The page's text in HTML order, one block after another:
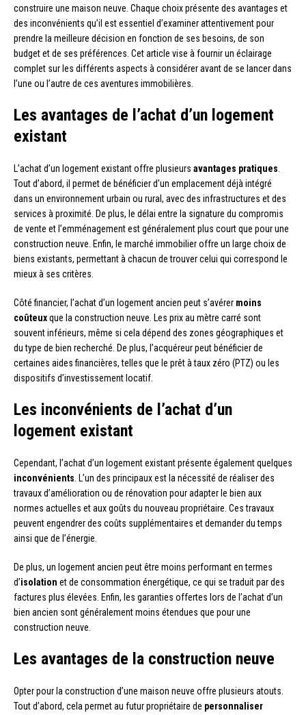
construire une maison neuve. Chaque choix présente des avantages et
des inconvénients qu’il est essentiel d’examiner attentivement pour
prendre la meilleure décision en fonction de ses besoins, de son
budget et de ses préférences. Cet article vise à fournir un éclairage
complet sur les différents aspects à considérer avant de se lancer dans
l’une ou l’autre de ces aventures immobilières.
Les avantages de l’achat d’un logement
existant
L’achat d’un logement existant offre plusieurs avantages pratiques.
Tout d’abord, il permet de bénéficier d’un emplacement déjà intégré
dans un environnement urbain ou rural, avec des infrastructures et des
services à proximité. De plus, le délai entre la signature du compromis
de vente et l’emménagement est généralement plus court que pour une
construction neuve. Enfin, le marché immobilier offre un large choix de
biens existants, permettant à chacun de trouver celui qui correspond le
mieux à ses critères.
Côté financier, l’achat d’un logement ancien peut s’avérer moins
coûteuxque la construction neuve. Les prix au mètre carré sont
souvent inférieurs, même si cela dépend des zones géographiques et
du type de bien recherché. De plus, l’acquéreur peut bénéficier de
certaines aides financières, telles que le prêt à taux zéro (PTZ) ou les
dispositifs d’investissement locatif.
Les inconvénients de l’achat d’un
logement existant
Cependant, l’achat d’un logement existant présente également quelques
inconvénients. L’un des principaux est la nécessité de réaliser des
travaux d’amélioration ou de rénovation pour adapter le bien aux
normes actuelles et aux goûts du nouveau propriétaire. Ces travaux
peuvent engendrer des coûts supplémentaires et demander du temps
ainsi que de l’énergie.
De plus, un logement ancien peut être moins performant en termes
d’isolation et de consommation énergétique, ce qui se traduit par des
factures plus élevées. Enfin, les garanties offertes lors de l’achat d’un
bien ancien sont généralement moins étendues que pour une
construction neuve.
Les avantages de la construction neuve
Opter pour la construction d’une maison neuve offre plusieurs atouts.
Tout d’abord, cela permet au futur propriétaire de personnaliser